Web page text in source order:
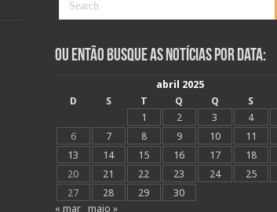
Ou Então Busque as Notícias Por Data:
abril 2025
D
S T Q Q S
1
2 3 4
6
7 8 9 10 11
13
14 15 16 17 18
20
21 22 23 24 25
27
28 29
30
« mar
maio »